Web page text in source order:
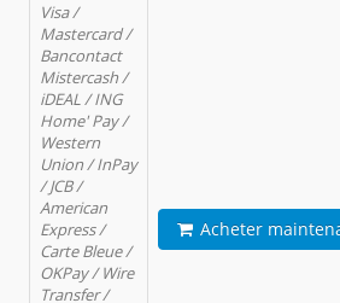
Visa /
Mastercard /
Bancontact
Mistercash /
iDEAL / ING
Home' Pay /
Western
Union / InPay
/ JCB /
American
Express /
Carte Bleue /
OKPay / Wire
Transfer /
Acheter